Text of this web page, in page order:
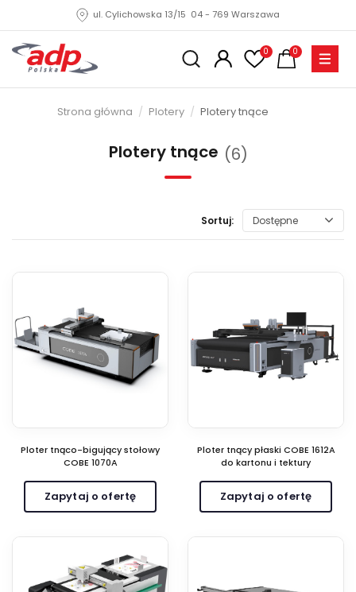
ul. Cylichowska 13/15 04 - 769 Warszawa
0 0
Strona główna Plotery Plotery tnące
Plotery tnące (6)
Sortuj: Dostępne
Ploter tnąco-bigujący stołowy
COBE 1070A
Zapytaj o ofertę
Ploter tnący płaski COBE 1612A
do kartonu i tektury
Zapytaj o ofertę